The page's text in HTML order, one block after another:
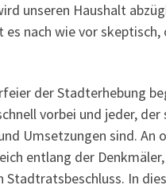
unseren Haushalt
nach wie vor
der Stadterhebung
vorbei und jeder,
Umsetzungen sind.
entlang der
Stadtratsbeschluss. In